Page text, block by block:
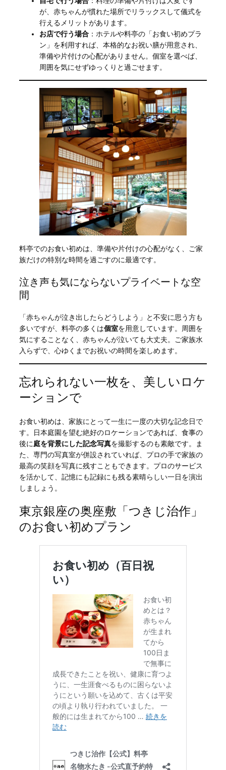
が、赤ちゃんが慣れた場所でリラックスして儀式を
行えるメリットがあります。
お店で行う場合 ：ホテルや料亭の「お食い初めプラ
ン」を利用すれば、本格的なお祝い膳が用意され、
準備や片付けの心配がありません。個室を選べば、
周囲を気にせずゆっくりと過ごせます。
料亭でのお食い初めは、準備や片付けの心配がなく、ご家
族だけの特別な時間を過ごすのに最適です。
泣き声も気にならないプライベートな空
間
「赤ちゃんが泣き出したらどうしよう」と不安に思う方も
多いですが、料亭の多くは個室を用意しています。周囲を
気にすることなく、赤ちゃんが泣いても大丈夫。ご家族水
入らずで、心ゆくまでお祝いの時間を楽しめます。
忘れられない一枚を、美しいロケ
ーションで
お食い初めは、家族にとって一生に一度の大切な記念日で
す。日本庭園を望む絶好のロケーションであれば、食事の
後に庭を背景にした記念写真を撮影するのも素敵です。ま
た、専門の写真室が併設されていれば、プロの手で家族の
最高の笑顔を写真に残すこともできます。プロのサービス
を活かして、記憶にも記録にも残る素晴らしい一日を演出
しましょう。
東京銀座の奥座敷「つきじ治作」
のお食い初めプラン